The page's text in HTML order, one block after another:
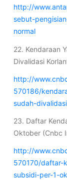
http://
sebut-
normal
22. Kendaraan
Divalidasi
http://
570186/
sudah-
23. Daftar
Oktober (Cnbc
http://
570170/daftar-
subsidi-per-1-